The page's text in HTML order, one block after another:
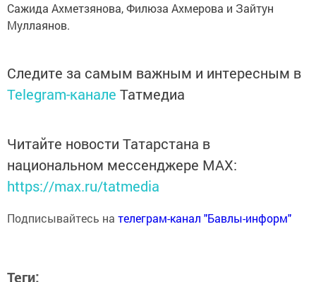
Сажида Ахметзянова, Филюза Ахмерова и Зайтун
Муллаянов.
Следите за самым важным и интересным в
Telegram-канале Татмедиа
Читайте новости Татарстана в
национальном мессенджере MАХ:
https://max.ru/tatmedia
Подписывайтесь на телеграм-канал "Бавлы-информ"
Теги: